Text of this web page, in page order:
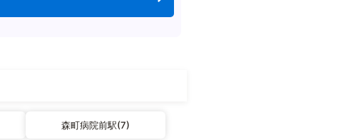
森町病院前駅(7)